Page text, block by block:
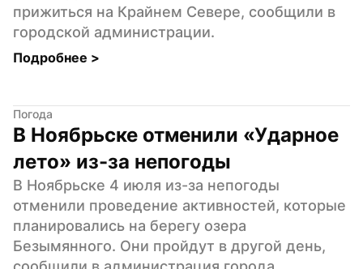
прижиться на Крайнем Севере, сообщили в
городской администрации.
Подробнее >
Погода
В Ноябрьске отменили «Ударное
лето» из-за непогоды
В Ноябрьске 4 июля из-за непогоды
отменили проведение активностей, которые
планировались на берегу озера
Безымянного. Они пройдут в другой день,